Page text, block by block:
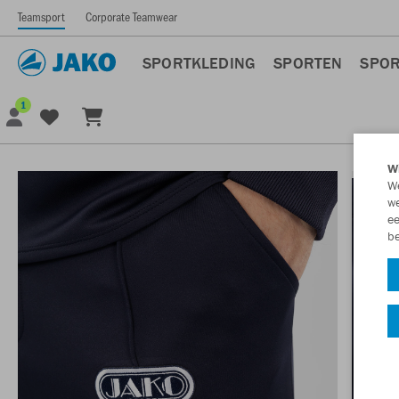
Teamsport Corporate Teamwear
SPORTKLEDING SPORTEN
1